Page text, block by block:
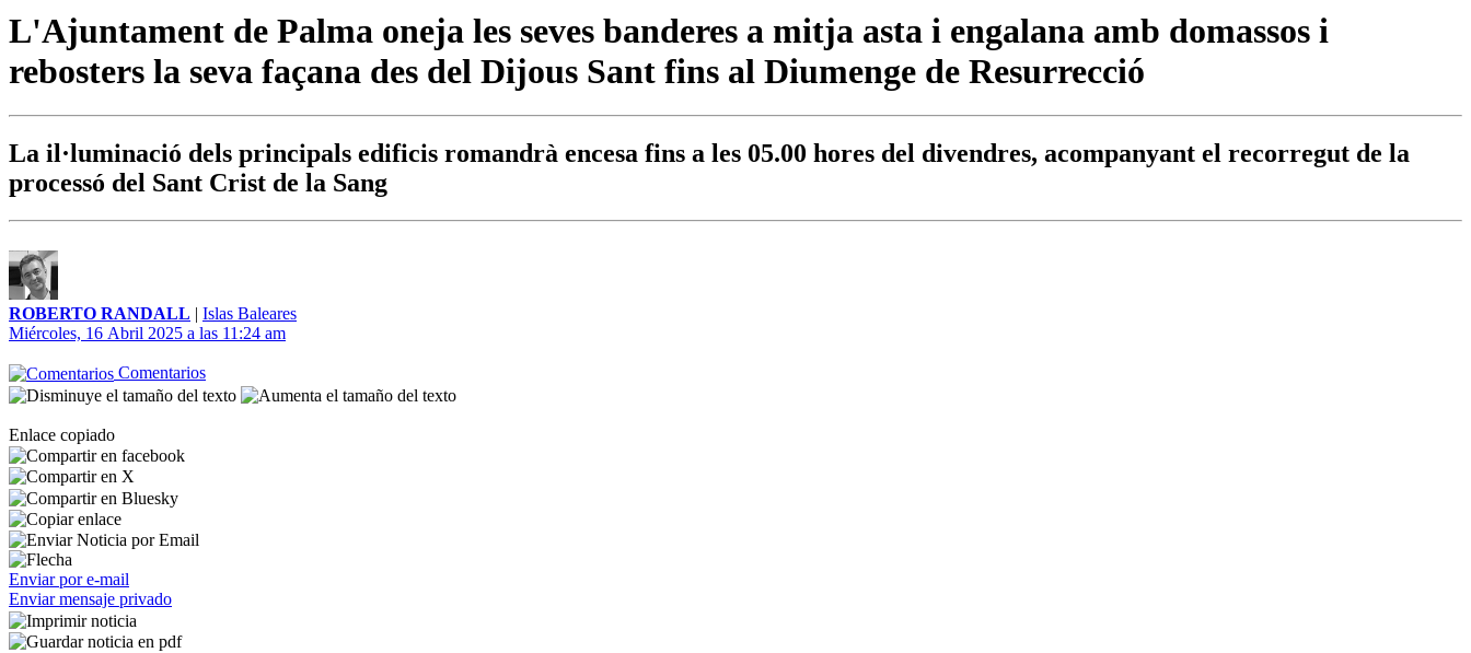
L'Ajuntament de Palma oneja les seves banderes a mitja asta i engalana amb domassos i
rebosters la seva façana des del Dijous Sant fins al Diumenge de Resurrecció
La il·luminació dels principals edificis romandrà encesa fins a les 05.00 hores del divendres, acompanyant el recorregut de la
processó del Sant Crist de la Sang
ROBERTO RANDALL | Islas Baleares
Miércoles, 16 Abril 2025 a las 11:24 am
Comentarios
Enlace copiado
Enviar por e-mail
Enviar mensaje privado